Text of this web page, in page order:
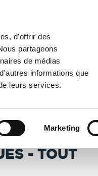
d'offrir des
partageons
de médias
informations que
leurs services.
Marketing
: 3 À 5 JOURS
- TOUT